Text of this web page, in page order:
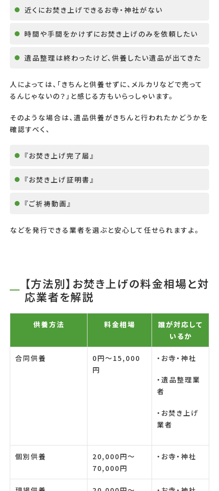
近くにお焚き上げできるお寺・神社がない
時間や手間をかけずにお焚き上げのみを依頼したい
遺品整理は終わったけど、供養したい遺品が出てきた
人によっては、「きちんと供養せずに、メルカリなどで売って
るんじゃないの？」と感じる方もいらっしゃいます。
そのような場合は、遺品供養がきちんと行われたかどうかを
確認すべく、
『お焚き上げ完了届』
『お焚き上げ証明書』
『ご祈祷動画』
などを発行できる業者を選ぶと安心して任せられますよ。
【方法別】お焚き上げの料金相場と対
応業者を解説
供養方法 料金相場
誰が対応して
いるか
合同供養
0円〜15,000
円
・お寺・神社
・遺品整理業
者
・お焚き上げ
業者
個別供養
20,000円〜
70,000円
・お寺・神社